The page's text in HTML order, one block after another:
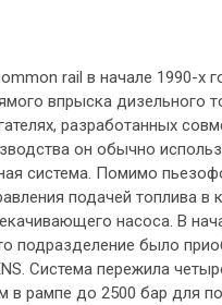
rail в начале 1990-х
впрыска дизельного
разработанных
он обычно
система. Помимо
подачей топлива в
насоса. В
подразделение было
Система пережила
в рампе до 2500 бар для